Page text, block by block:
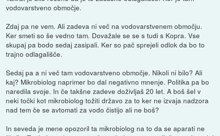
vodovarstveno območje.
Zdaj pa ne vem. Ali zadeva ni več na vodovarstvenem območju.
Ker smeti so še vedno tam. Dovažale se se s tudi s Kopra. Vse
skupaj pa bodo sedaj zasipali. Ker so pač sprejeli odlok da bo to
trajno odlagališče.
Sedaj pa a ni več tam vodovarstveno območje. Nikoli ni bilo? Ali
kaj? Mikrobiolog naprimer bo dal negativno mnenje. Politika pa bo
naredila svoje. In če takšne zadeve doživljaš 20 let. A boš šel v
neki točki kot mikrobiolog tožiti državo za to ker ne izvaja nadzora
nad tem če se avtomati za vodo čistijo ali ne boš?
In seveda je mene opozoril ta mikrobiolog na to da se aparati ne